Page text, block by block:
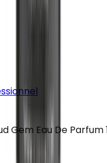
Gem Eau De Parfum